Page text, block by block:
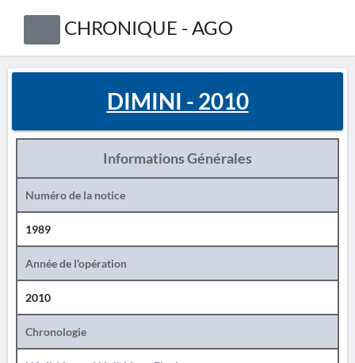
CHRONIQUE - AGO
DIMINI - 2010
Informations Générales
Numéro de la notice
1989
Année de l'opération
2010
Chronologie